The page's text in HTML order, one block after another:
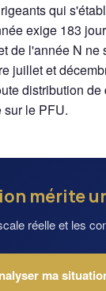
qui
exige 183
de l'année N
juillet et
distribution
le PFU.
mérite
réelle et les
ma